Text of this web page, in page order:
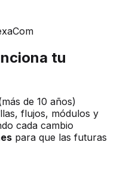
tu
de 10 años)
flujos, módulos y
cada cambio
para que las futuras